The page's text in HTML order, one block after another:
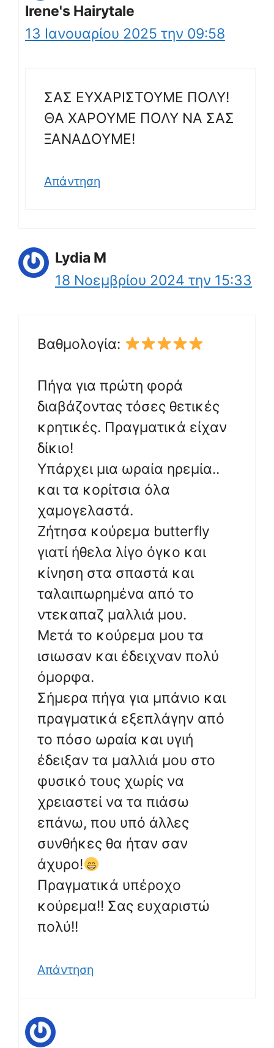
Irene's Hairytale
13 Ιανουαρίου 2025 την 09:58
ΣΑΣ ΕΥΧΑΡΙΣΤΟΥΜΕ ΠΟΛΥ!
ΘΑ ΧΑΡΟΥΜΕ ΠΟΛΥ ΝΑ ΣΑΣ
ΞΑΝΑΔΟΥΜΕ!
Απάντηση
Lydia M
18 Νοεμβρίου 2024 την 15:33
Βαθμολογία:
Πήγα για πρώτη φορά
διαβάζοντας τόσες θετικές
κρητικές. Πραγματικά είχαν
δίκιο!
Υπάρχει μια ωραία ηρεμία..
και τα κορίτσια όλα
χαμογελαστά.
Ζήτησα κούρεμα butterfly
γιατί ήθελα λίγο όγκο και
κίνηση στα σπαστά και
ταλαιπωρημένα από το
ντεκαπαζ μαλλιά μου.
Μετά το κούρεμα μου τα
ισιωσαν και έδειχναν πολύ
όμορφα.
Σήμερα πήγα για μπάνιο και
πραγματικά εξεπλάγην από
το πόσο ωραία και υγιή
έδειξαν τα μαλλιά μου στο
φυσικό τους χωρίς να
χρειαστεί να τα πιάσω
επάνω, που υπό άλλες
συνθήκες θα ήταν σαν
άχυρο!
Πραγματικά υπέροχο
κούρεμα!! Σας ευχαριστώ
πολύ!!
Απάντηση